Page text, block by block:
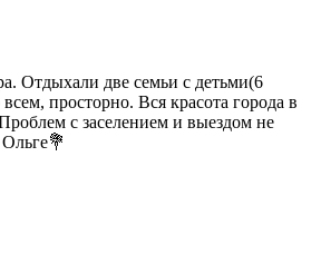
Отдыхали две семьи с детьми(6
просторно. Вся красота города в
с заселением и выездом не